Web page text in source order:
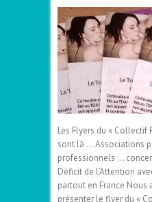
Les Flyers du « Collectif
sont là … Associations
professionnels …
Déficit de l’Attention
partout en France Nous
présenter le flyer du «